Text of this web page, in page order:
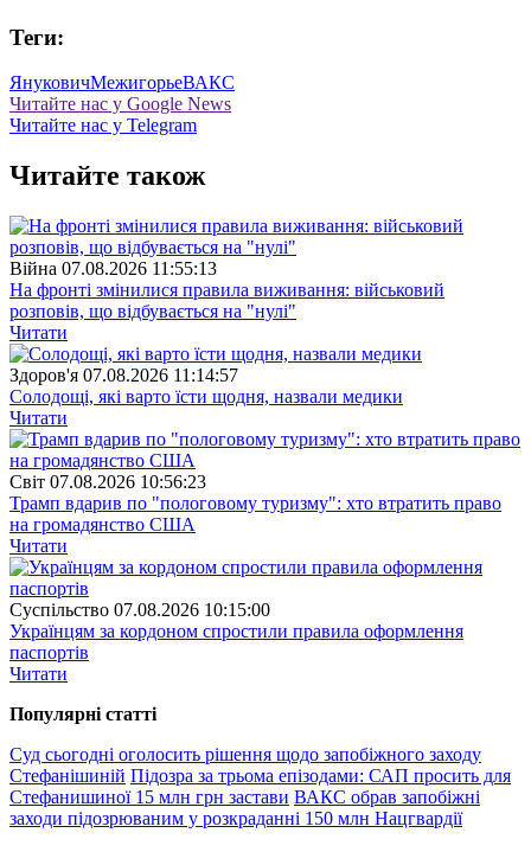
Теги:
ЯнуковичМежигорьеВАКС
Читайте нас у Google News
Читайте нас у Telegram
Читайте також
Війна 07.08.2026 11:55:13
На фронті змінилися правила виживання: військовий
розповів, що відбувається на "нулі"
Читати
Здоров'я 07.08.2026 11:14:57
Солодощі, які варто їсти щодня, назвали медики
Читати
Свiт 07.08.2026 10:56:23
Трамп вдарив по "пологовому туризму": хто втратить право
на громадянство США
Читати
Суспiльство 07.08.2026 10:15:00
Українцям за кордоном спростили правила оформлення
паспортів
Читати
Популярнi статтi
Суд сьогодні оголосить рішення щодо запобіжного заходу
Стефанішиній Підозра за трьома епізодами: САП просить для
Стефанишиної 15 млн грн застави ВАКС обрав запобіжні
заходи підозрюваним у розкраданні 150 млн Нацгвардії